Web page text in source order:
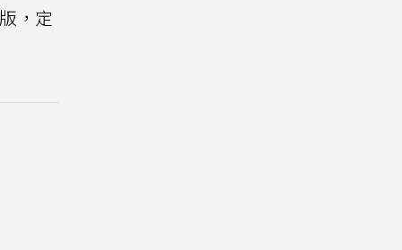
，定